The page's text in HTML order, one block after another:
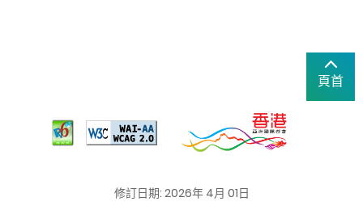
頁首
修訂日期: 2026年 4月 01日